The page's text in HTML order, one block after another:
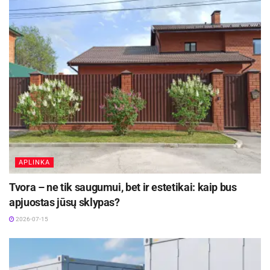
ne kovoja, o
originaliai viena kitą papildo. Knyga „Jei mėnulis
būtų nulis“ skirta tiems, kurie dar tik pradeda
APLINKA
Tvora – ne tik saugumui, bet ir estetikai: kaip bus
apjuostas jūsų sklypas?
2026-07-15